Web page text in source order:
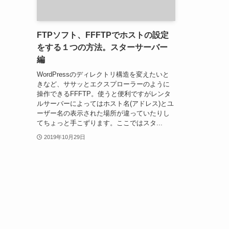
FTPソフト、FFFTPでホストの設定
をする１つの方法。スターサーバー
編
WordPressのディレクトリ構造を変えたいと
きなど、ササッとエクスプローラーのように
操作できるFFFTP。使うと便利ですがレンタ
ルサーバーによってはホスト名(アドレス)とユ
ーザー名の表示された場所が違っていたりし
てちょっと手こずります。ここではスタ...
2019年10月29日